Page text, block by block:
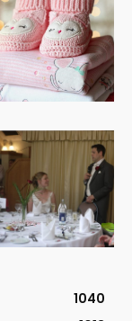
1040